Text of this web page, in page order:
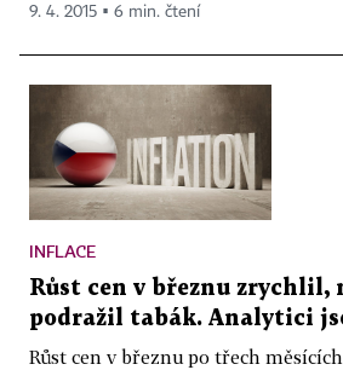
9. 4. 2015 ▪ 6 min. čtení
INFLACE
Růst cen v březnu zrychlil,
podražil tabák. Analytici
Růst cen v březnu po třech